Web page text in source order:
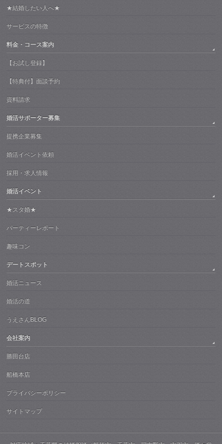
★結婚したい人へ★
サービスの特徴
料金・コース案内
【お試し登録】
【特典付】面談予約
資料請求
婚活サポーター募集
提携企業募集
婚活イベント依頼
採用・求人情報
婚活イベント
★スタ婚★
パーティーレポート
趣味コン
デートスポット
婚活ニュース
婚活の道
うえさんBLOG
会社案内
勝田台店
船橋本店
プライバシーポリシー
サイトマップ